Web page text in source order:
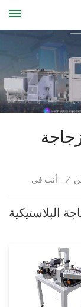
أنت في : /
البلاستيكية